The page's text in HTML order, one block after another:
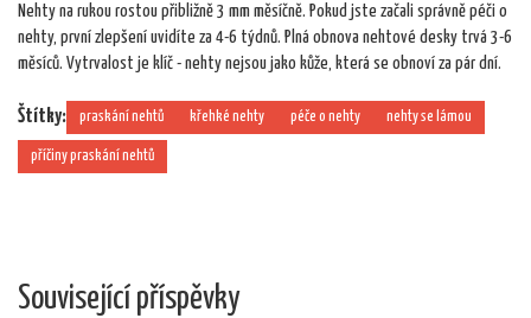
Nehty na rukou rostou přibližně 3 mm měsíčně. Pokud jste začali správně péči o
nehty, první zlepšení uvidíte za 4-6 týdnů. Plná obnova nehtové desky trvá 3-6
měsíců. Vytrvalost je klíč - nehty nejsou jako kůže, která se obnoví za pár dní.
Štítky: praskání nehtů křehké nehty péče o nehty nehty se lámou
příčiny praskání nehtů
Související příspěvky